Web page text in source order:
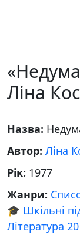
Ліна
Назва:
Автор: Ліна
Рік: 1977
Жанри:
🎓 Шкільні
Література 20